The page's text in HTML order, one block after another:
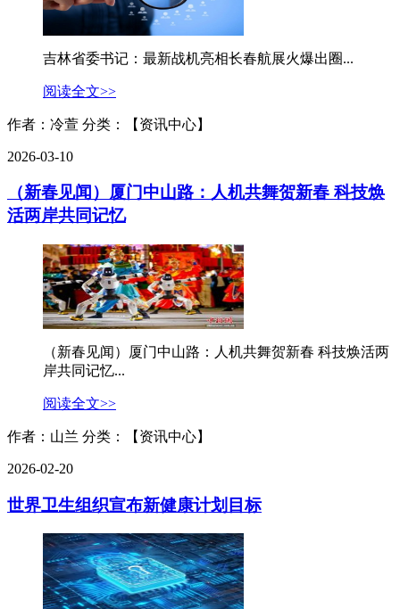
吉林省委书记：最新战机亮相长春航展火爆出圈...
阅读全文>>
作者：冷萱 分类：【资讯中心】
2026-03-10
（新春见闻）厦门中山路：人机共舞贺新春 科技焕
活两岸共同记忆
（新春见闻）厦门中山路：人机共舞贺新春 科技焕活两
岸共同记忆...
阅读全文>>
作者：山兰 分类：【资讯中心】
2026-02-20
世界卫生组织宣布新健康计划目标